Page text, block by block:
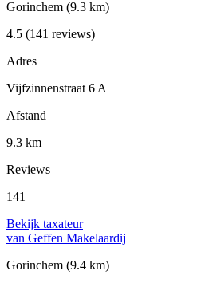
Gorinchem (9.3 km)
4.5 (141 reviews)
Adres
Vijfzinnenstraat 6 A
Afstand
9.3 km
Reviews
141
Bekijk taxateur
van Geffen Makelaardij
Gorinchem (9.4 km)